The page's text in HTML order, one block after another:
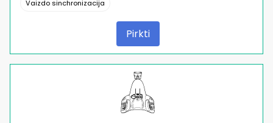
Vaizdo sinchronizacija
Pirkti